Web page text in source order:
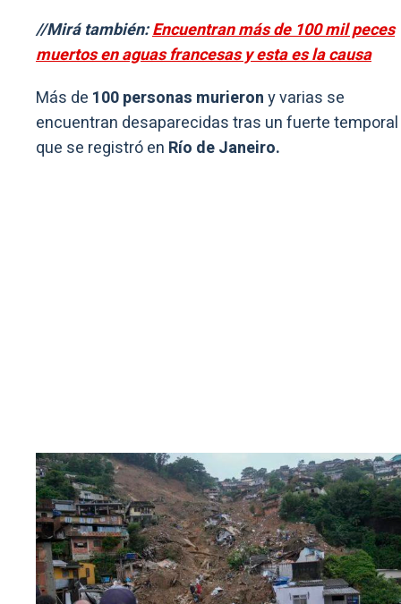
//Mirá también:Encuentran más de 100 mil peces
muertos en aguas francesas y esta es la causa
Más de 100 personas murierony varias se
encuentran desaparecidas tras un fuerte temporal
que se registró en Río de Janeiro.